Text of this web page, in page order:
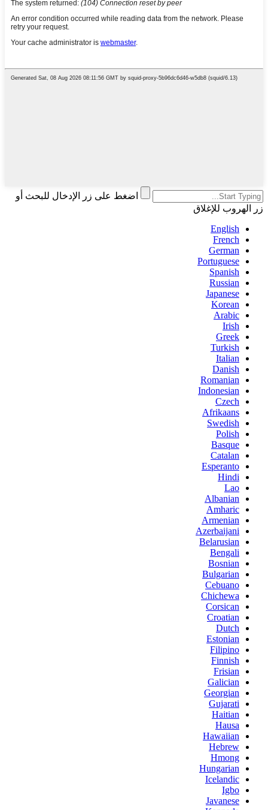
اضغط على زر الإدخال للبحث أو
زر الهروب للإغلاق
English
French
German
Portuguese
Spanish
Russian
Japanese
Korean
Arabic
Irish
Greek
Turkish
Italian
Danish
Romanian
Indonesian
Czech
Afrikaans
Swedish
Polish
Basque
Catalan
Esperanto
Hindi
Lao
Albanian
Amharic
Armenian
Azerbaijani
Belarusian
Bengali
Bosnian
Bulgarian
Cebuano
Chichewa
Corsican
Croatian
Dutch
Estonian
Filipino
Finnish
Frisian
Galician
Georgian
Gujarati
Haitian
Hausa
Hawaiian
Hebrew
Hmong
Hungarian
Icelandic
Igbo
Javanese